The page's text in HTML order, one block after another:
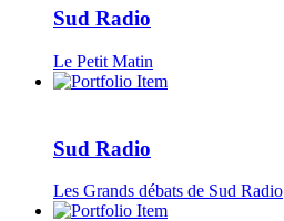
Sud Radio
Le Petit Matin
Sud Radio
Les Grands débats de Sud Radio